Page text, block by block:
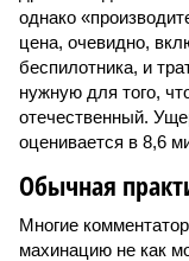
однако
цена, очевидно,
беспилотника, и
нужную для того,
отечественный.
оценивается в 8,6
Обычная
Многие
махинацию не как